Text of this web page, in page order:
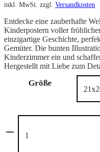
inkl. MwSt. zzgl. Versandkosten
Entdecke eine zauberhafte
Kinderpostern voller
einzigartige Geschichte,
Gemüter. Die bunten
Kinderzimmer ein und
Hergestellt mit Liebe zum
Größe
Leguan
Eis